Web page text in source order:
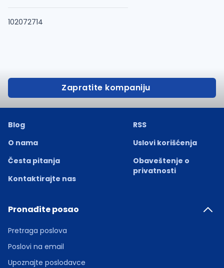
102072714
Zapratite kompaniju
Blog
O nama
Česta pitanja
Kontaktirajte nas
RSS
Uslovi korišćenja
Obaveštenje o
privatnosti
Pronađite posao
Pretraga poslova
Poslovi na email
Upoznajte poslodavce